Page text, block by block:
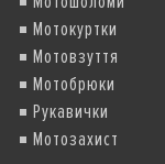
Мотокуртки
Мотовзуття
Мотобрюки
Рукавички
Мотозахист